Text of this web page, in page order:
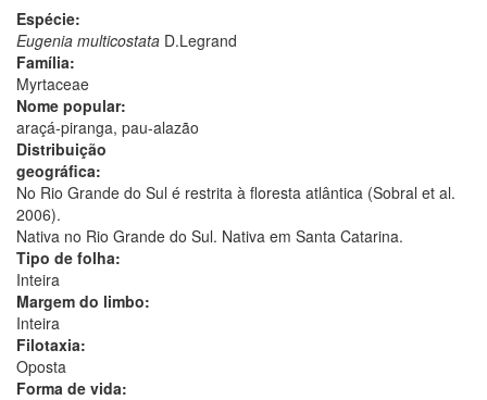
Espécie:
Eugenia multicostata D.Legrand
Família:
Myrtaceae
Nome popular:
araçá-piranga, pau-alazão
Distribuição
geográfica:
No Rio Grande do Sul é restrita à floresta atlântica (Sobral et al.
2006).
Nativa no Rio Grande do Sul. Nativa em Santa Catarina.
Tipo de folha:
Inteira
Margem do limbo:
Inteira
Filotaxia:
Oposta
Forma de vida: